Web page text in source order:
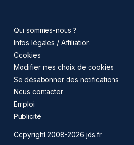
Qui sommes-nous ?
Infos légales / Affiliation
Cookies
Modifier mes choix de cookies
Se désabonner des notifications
Nous contacter
Emploi
Publicité
Copyright 2008-2026 jds.fr